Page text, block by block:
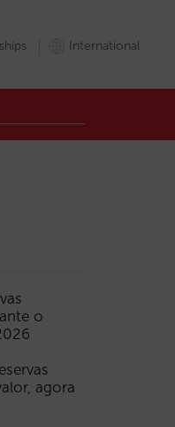
International
o
agora